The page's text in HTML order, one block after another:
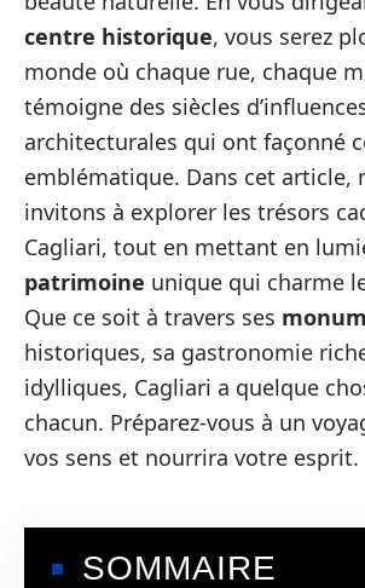
centre historique, vous serez
monde où chaque rue, chaque
témoigne des siècles
architecturales qui ont façonné
emblématique. Dans cet article,
invitons à explorer les trésors
Cagliari, tout en mettant en
patrimoine unique qui charme
Que ce soit à travers ses
historiques, sa gastronomie
idylliques, Cagliari a quelque
chacun. Préparez-vous à un
vos sens et nourrira votre esprit.
SOMMAIRE